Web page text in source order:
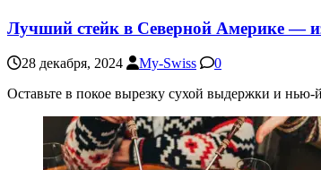
Лучший стейк в Северной Америке —
28 декабря, 2024 My-Swiss
0
Оставьте в покое вырезку сухой выдержки и